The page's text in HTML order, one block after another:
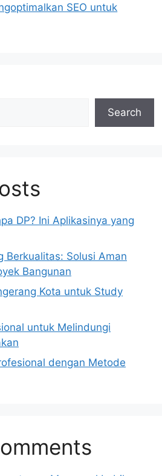
SEO untuk
Search
DP? Ini Aplikasinya yang
Berkualitas: Solusi Aman
Bangunan
Kota untuk Study
untuk Melindungi
dengan Metode